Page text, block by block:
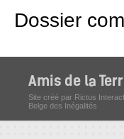
Dossier
Site créé par Rictus
Belge des Inégalités